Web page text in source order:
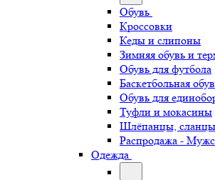
Обувь
Кроссовки
Кеды и слипоны
Зимняя обувь и
Обувь для футбола
Баскетбольная
Обувь для
Туфли и мокасины
Шлёпанцы,
Распродажа -
Одежда